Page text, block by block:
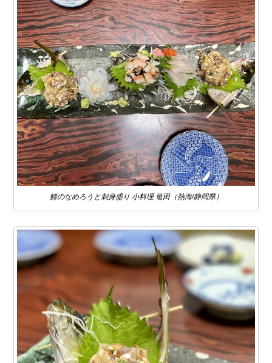
鯵のなめろうと刺身盛り 小料理 竜田（熱海/静岡県）